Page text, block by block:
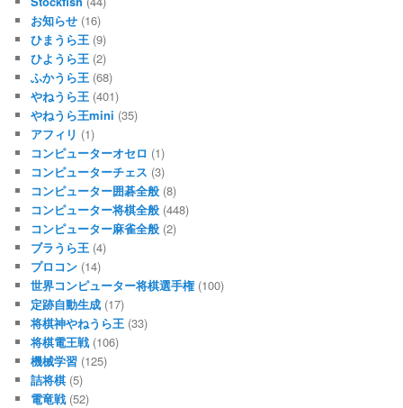
お知らせ (16)
ひまうら王 (9)
ひようら王 (2)
ふかうら王 (68)
やねうら王 (401)
やねうら王mini (35)
アフィリ (1)
コンピューターオセロ (1)
コンピューターチェス (3)
コンピューター囲碁全般 (8)
コンピューター将棋全般 (448)
コンピューター麻雀全般 (2)
ブラうら王 (4)
プロコン (14)
世界コンピューター将棋選手権(100)
定跡自動生成 (17)
将棋神やねうら王 (33)
将棋電王戦 (106)
機械学習 (125)
詰将棋 (5)
電竜戦 (52)